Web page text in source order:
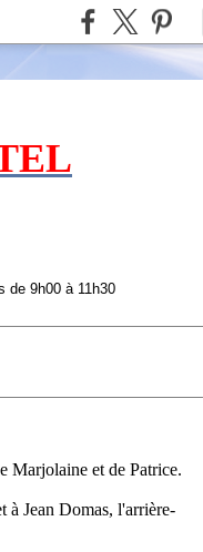
de 9h00 à 11h30
Marjolaine et de Patrice.
à Jean Domas, l'arrière-